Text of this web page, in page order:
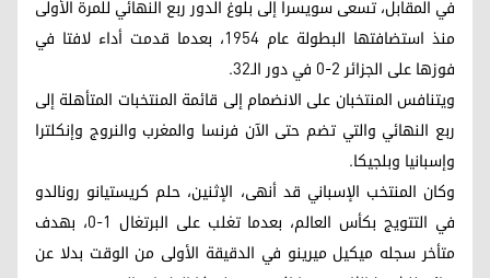
في المقابل، تسعى سويسرا إلى بلوغ الدور ربع النهائي للمرة الأولى
منذ استضافتها البطولة عام 1954، بعدما قدمت أداء لافتا في
فوزها على الجزائر 2-0 في دور الـ32.
ويتنافس المنتخبان على الانضمام إلى قائمة المنتخبات المتأهلة إلى
ربع النهائي والتي تضم حتى الآن فرنسا والمغرب والنروج وإنكلترا
وإسبانيا وبلجيكا.
وكان المنتخب الإسباني قد أنهى، الإثنين، حلم كريستيانو رونالدو
في التتويج بكأس العالم، بعدما تغلب على البرتغال 1-0، بهدف
متأخر سجله ميكيل ميرينو في الدقيقة الأولى من الوقت بدلا عن